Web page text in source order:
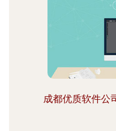
成都优质软件公